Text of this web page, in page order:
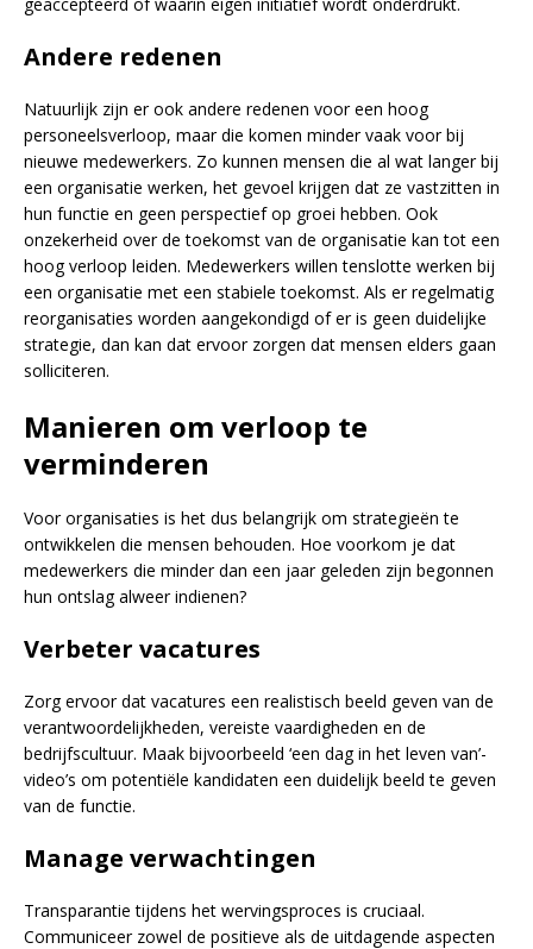
Andere redenen
Natuurlijk zijn er ook andere redenen voor een hoog
personeelsverloop, maar die komen minder vaak voor bij
nieuwe medewerkers. Zo kunnen mensen die al wat langer bij
een organisatie werken, het gevoel krijgen dat ze vastzitten in
hun functie en geen perspectief op groei hebben. Ook
onzekerheid over de toekomst van de organisatie kan tot een
hoog verloop leiden. Medewerkers willen tenslotte werken bij
een organisatie met een stabiele toekomst. Als er regelmatig
reorganisaties worden aangekondigd of er is geen duidelijke
strategie, dan kan dat ervoor zorgen dat mensen elders gaan
solliciteren.
Manieren om verloop te
verminderen
Voor organisaties is het dus belangrijk om strategieën te
ontwikkelen die mensen behouden. Hoe voorkom je dat
medewerkers die minder dan een jaar geleden zijn begonnen
hun ontslag alweer indienen?
Verbeter vacatures
Zorg ervoor dat vacatures een realistisch beeld geven van de
verantwoordelijkheden, vereiste vaardigheden en de
bedrijfscultuur. Maak bijvoorbeeld ‘een dag in het leven van’-
video’s om potentiële kandidaten een duidelijk beeld te geven
van de functie.
Manage verwachtingen
Transparantie tijdens het wervingsproces is cruciaal.
Communiceer zowel de positieve als de uitdagende aspecten